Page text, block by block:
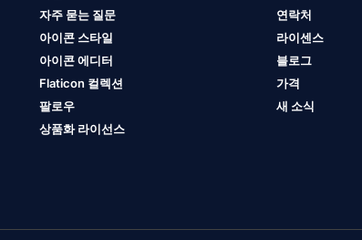
자주 묻는 질문
아이콘 스타일
아이콘 에디터
Flaticon 컬렉션
팔로우
상품화 라이선스
연락처
라이센스
블로그
가격
새 소식